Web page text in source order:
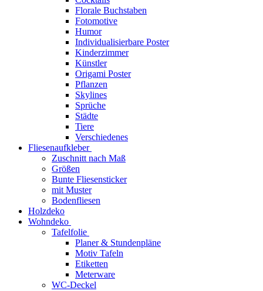
Florale Buchstaben
Fotomotive
Humor
Individualisierbare Poster
Kinderzimmer
Künstler
Origami Poster
Pflanzen
Skylines
Sprüche
Städte
Tiere
Verschiedenes
Fliesenaufkleber
Zuschnitt nach Maß
Größen
Bunte Fliesensticker
mit Muster
Bodenfliesen
Holzdeko
Wohndeko
Tafelfolie
Planer & Stundenpläne
Motiv Tafeln
Etiketten
Meterware
WC-Deckel